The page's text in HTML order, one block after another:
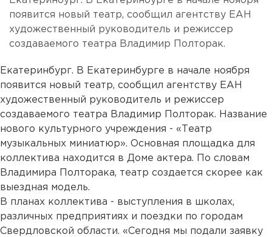
появится новый театр, сообщил агентству ЕАН
художественный руководитель и режиссер
создаваемого театра Владимир Полторак.
Екатеринбург. В Екатеринбурге в начале ноября
появится новый театр, сообщил агентству ЕАН
художественный руководитель и режиссер
создаваемого театра Владимир Полторак. Название
нового культурного учреждения - «Театр
музыкальных миниатюр». Основная площадка для
коллектива находится в Доме актера. По словам
Владимира Полторака, театр создается скорее как
выездная модель.
В планах коллектива - выступления в школах,
различных предприятиях и поездки по городам
Свердловской области. «Сегодня мы подали заявку